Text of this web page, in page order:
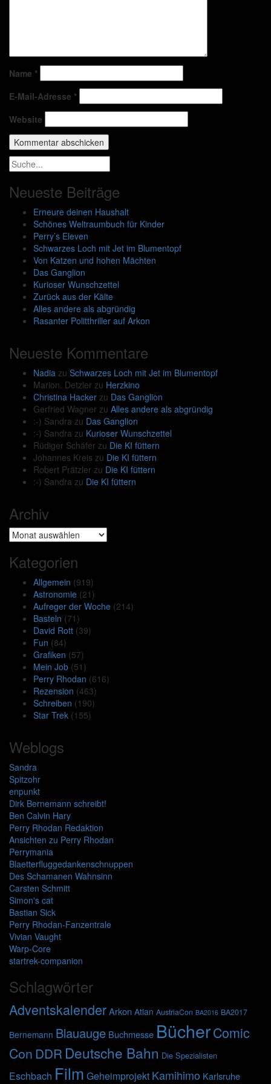
Name *
E-Mail-Adresse *
Website
Neueste Beiträge
Erneure deinen Haushalt
Schönes Weltraumbuch für Kinder
Perry’s Eleven
Schwarzes Loch mit Jet im Blumentopf
Von Katzen und hohen Mächten
Das Ganglion
Kurioser Wunschzettel
Zurück aus der Kälte
Alles andere als abgründig
Rasanter Politthriller auf Arkon
Neueste Kommentare
Nadia zu Schwarzes Loch mit Jet im Blumentopf
Marion. Detzler zu Herzkino
Christina Hacker zu Das Ganglion
Gerfried Wagner zu Alles andere als abgründig
:-) Sandra zu Das Ganglion
:-) Sandra zu Kurioser Wunschzettel
Rüdiger Schäfer zu Die KI füttern
Johannes Kreis zu Die KI füttern
Robert Prätzler zu Die KI füttern
:-) Sandra zu Die KI füttern
Archiv
Archiv
Kategorien
Allgemein (919)
Astronomie (21)
Aufreger der Woche (214)
Basteln (71)
David Rott (39)
Fun (84)
Grafiken (57)
Mein Job (51)
Perry Rhodan (616)
Rezension (463)
Schreiben (190)
Star Trek (155)
Weblogs
Sandra
Spitzohr
enpunkt
Dirk Bernemann schreibt!
Ben Calvin Hary
Perry Rhodan Redaktion
Ansichten zu Perry Rhodan
Perrymania
Blaetterfluggedankenschnuppen
Des Schamanen Wahnsinn
Carsten Schmitt
Simon's cat
Bastian Sick
Perry Rhodan-Fanzentrale
Vivian Vaught
Warp-Core
startrek-companion
Schlagwörter
AdventskalenderArkon Atlan AustriaCon BA2016 BA2017
Bernemann Blauauge Buchmesse BücherComic
Con DDR Deutsche Bahn Die Spezialisten
Eschbach Film Geheimprojekt Kamihimo Karlsruhe